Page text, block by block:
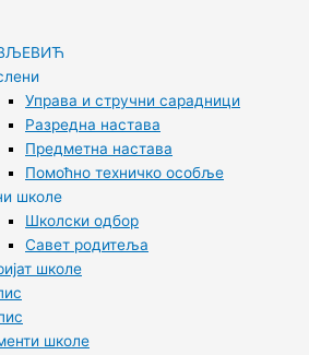
Управа и стручни сарадници
Разредна настава
Предметна настава
Помоћно техничко особље
школе
Школски одбор
Савет родитеља
школе
школе